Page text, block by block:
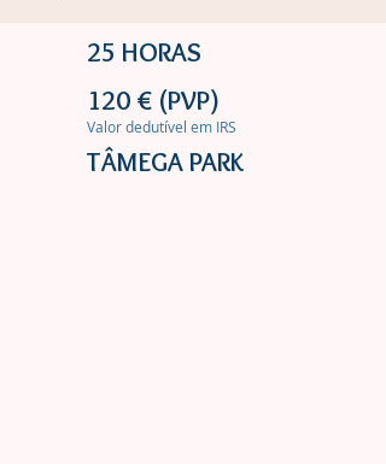
25 HORAS
120 € (PVP)
Valor dedutível em IRS
TÂMEGA PARK